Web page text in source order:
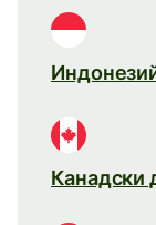
Канадски